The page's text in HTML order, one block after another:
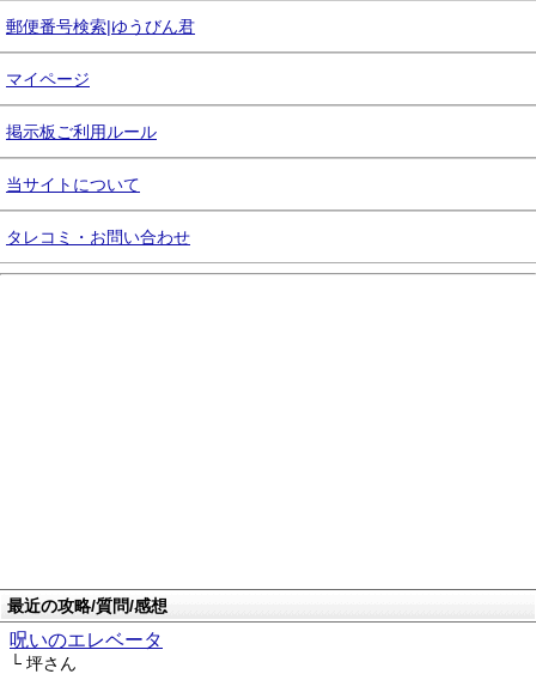
郵便番号検索|ゆうびん君
マイページ
掲示板ご利用ルール
当サイトについて
タレコミ・お問い合わせ
最近の攻略/質問/感想
呪いのエレベータ
└ 坪さん